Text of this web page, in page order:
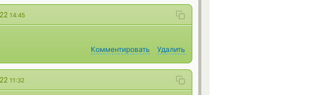
14:45
Комментировать Удалить
11:32